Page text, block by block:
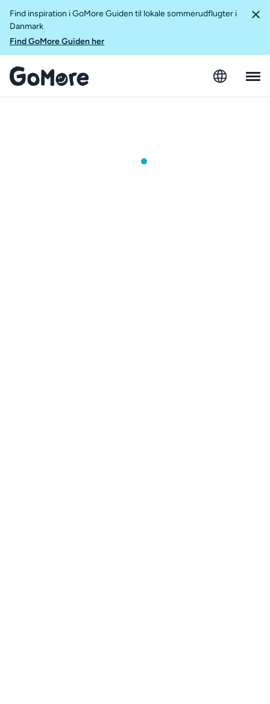
Find inspiration i GoMore Guiden til lokale sommerudflugter i
Danmark
Find GoMore Guiden her